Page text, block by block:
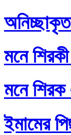
মনে
মনে
ইমামের